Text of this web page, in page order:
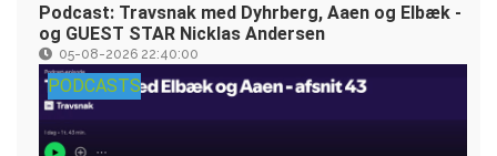
Podcast: Travsnak med Dyhrberg, Aaen og Elbæk -
og GUEST STAR Nicklas Andersen
05-08-2026 22:40:00
PODCASTS